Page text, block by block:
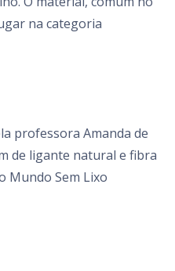
na categoria
professora Amanda de
de ligante natural e fibra
Mundo Sem Lixo